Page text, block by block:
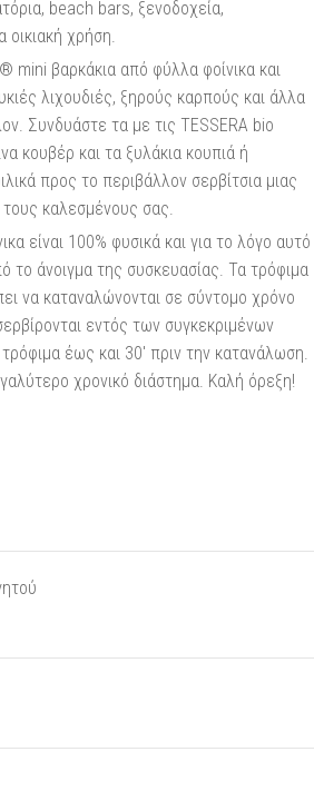
beach bars, ξενοδοχεία,
χρήση.
βαρκάκια από φύλλα φοίνικα και
λιχουδιές, ξηρούς καρπούς και άλλα
Συνδυάστε τα με τις TESSERA bio
κουβέρ και τα ξυλάκια κουπιά ή
προς το περιβάλλον σερβίτσια μιας
καλεσμένους σας.
είναι 100% φυσικά και για το λόγο αυτό
το άνοιγμα της συσκευασίας. Τα τρόφιμα
να καταναλώνονται σε σύντομο χρόνο
εντός των συγκεκριμένων
έως και 30′ πριν την κατανάλωση.
χρονικό διάστημα. Καλή όρεξη!